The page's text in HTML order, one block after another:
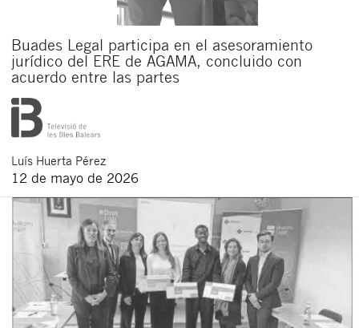
Buades Legal participa en el asesoramiento
jurídico del ERE de AGAMA, concluido con
acuerdo entre las partes
Luís Huerta Pérez
12 de mayo de 2026